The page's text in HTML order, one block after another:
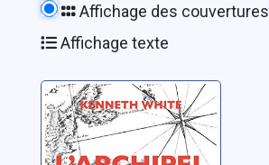
Affichage des couvertures
Affichage texte
L'archipel du
songe: voyage
transcendantal